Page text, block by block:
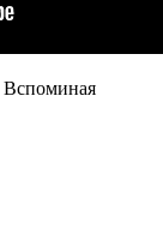
Вспоминая